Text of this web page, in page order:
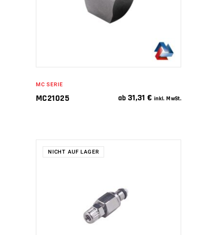
MC SERIE
MC21025 ab 31,31€ inkl. MwSt.
NICHT AUF LAGER
WEITERLESEN